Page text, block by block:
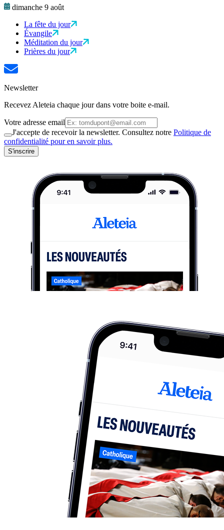
dimanche 9 août
La fête du jour
Évangile
Méditation du jour
Prières du jour
Newsletter
Recevez Aleteia chaque jour dans votre boite e-mail.
Votre adresse email
J'accepte de recevoir la newsletter. Consultez notre Politique de
confidentialité pour en savoir plus.
S'inscrire